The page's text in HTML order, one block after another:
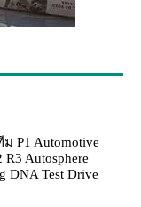
P1 Automotive
Autosphere
DNA Test Drive